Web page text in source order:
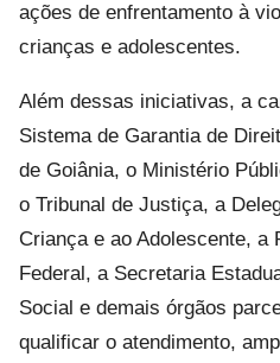
ações de enfrentamento à
crianças e adolescentes.
Além dessas iniciativas, a
Sistema de Garantia de
de Goiânia, o Ministério
o Tribunal de Justiça, a
Criança e ao Adolescente, a
Federal, a Secretaria
Social e demais órgãos
qualificar o atendimento,